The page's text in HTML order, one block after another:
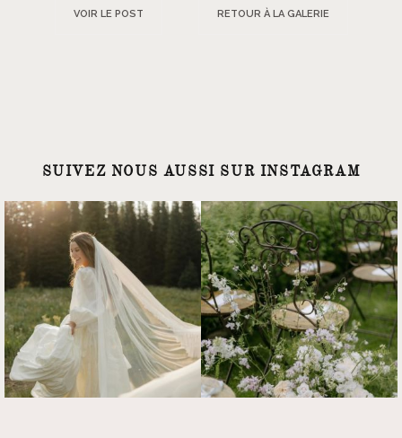
VOIR LE POST RETOUR À LA GALERIE
SUIVEZ NOUS AUSSI SUR INSTAGRAM